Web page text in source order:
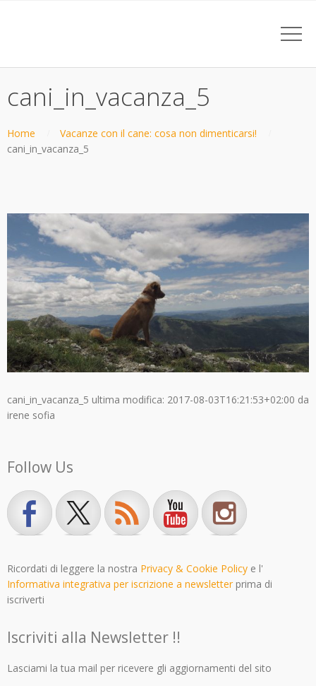
cani_in_vacanza_5
Home
Vacanze con il cane: cosa non dimenticarsi!
cani_in_vacanza_5
cani_in_vacanza_5 ultima modifica: 2017-08-03T16:21:53+02:00 da
irene sofia
Follow Us
Ricordati di leggere la nostra Privacy & Cookie Policy e l'
Informativa integrativa per iscrizione a newsletterprima di
iscriverti
Iscriviti alla Newsletter !!
Lasciami la tua mail per ricevere gli aggiornamenti del sito